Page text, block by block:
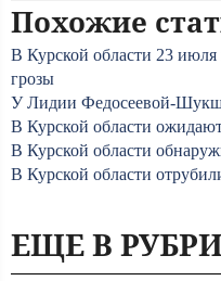
Похожие
В Курской области 23
грозы
У Лидии Федосеевой-
В Курской области
В Курской области
В Курской области
ЕЩЕ В